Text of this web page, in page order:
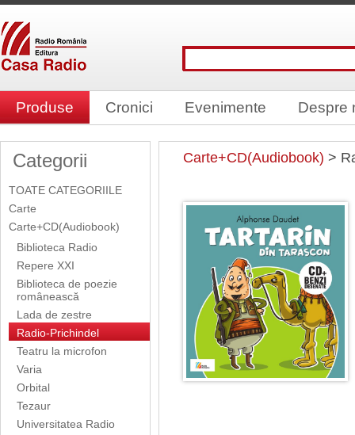
Produse Cronici Evenimente Despre
Categorii
TOATE CATEGORIILE
Carte
Carte+CD(Audiobook)
Biblioteca Radio
Repere XXI
Biblioteca de poezie
românească
Lada de zestre
Radio-Prichindel
Teatru la microfon
Varia
Orbital
Tezaur
Universitatea Radio
Carte+CD(Audiobook) >